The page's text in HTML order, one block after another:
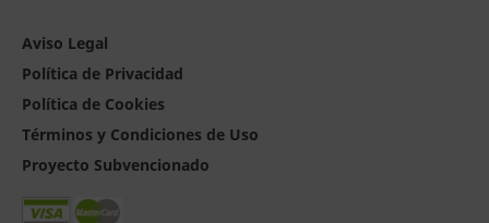
Aviso Legal
Política de Privacidad
Política de Cookies
Términos y Condiciones de Uso
Proyecto Subvencionado